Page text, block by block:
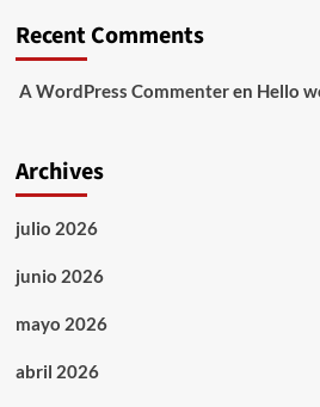
Recent Comments
A WordPress Commenteren Hello
Archives
julio 2026
junio 2026
mayo 2026
abril 2026